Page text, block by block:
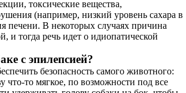
токсические вещества,
(например, низкий уровень сахара в
печени. В некоторых случаях причина
и тогда речь идет о идиопатической
с эпилепсией?
безопасность самого животного:
что-то мягкое, по возможности под все